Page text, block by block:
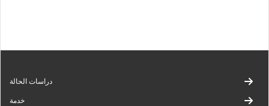
دراسات الحالة
خدمة